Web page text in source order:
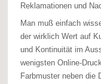
Reklamationen und
Man muß einfach
der wirklich Wert auf
und Kontinuität im
wenigsten Online-
Farbmuster neben die